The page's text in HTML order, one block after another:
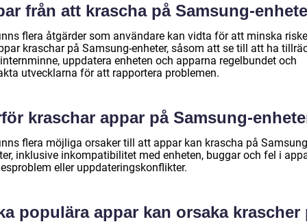
från att krascha på Samsung-
flera åtgärder som användare kan vidta för att minska
kraschar på Samsung-enheter, såsom att se till att ha
uppdatera enheten och apparna regelbundet och
utvecklarna för att rapportera problemen.
kraschar appar på Samsung-
flera möjliga orsaker till att appar kan krascha på
inklusive inkompatibilitet med enheten, buggar och fel i
eller uppdateringskonflikter.
populära appar kan orsaka krascher